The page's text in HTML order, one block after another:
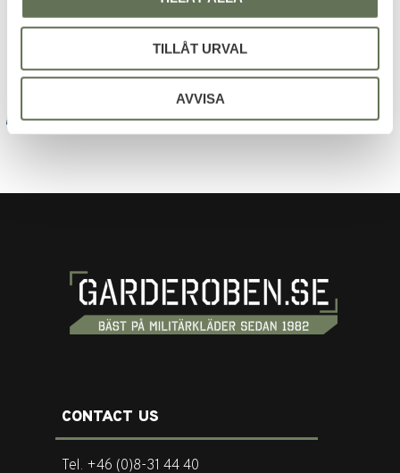
TILLÅT URVAL
AVVISA
integritetspolicy.
CONTACT US
Tel. +46 (0)8-31 44 40